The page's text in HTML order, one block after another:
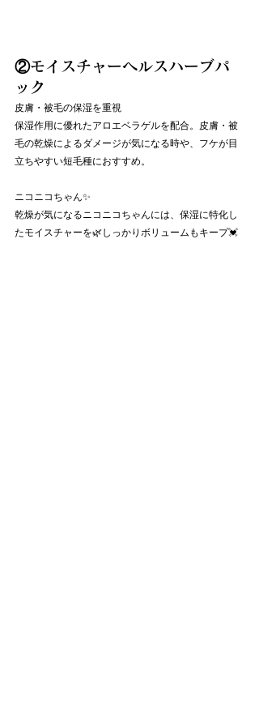
②モイスチャーヘルスハーブパ
ック
皮膚・被毛の保湿を重視
保湿作用に優れたアロエベラゲルを配合。皮膚・被
毛の乾燥によるダメージが気になる時や、フケが目
立ちやすい短毛種におすすめ。
ニコニコちゃん✨
乾燥が気になるニコニコちゃんには、保湿に特化し
たモイスチャーを🌿しっかりボリュームもキープ💓